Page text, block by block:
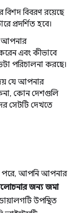
বিবরণ রয়েছে
প্রদর্শিত হবে।
আপনার
এবং কীভাবে
পরিচালনা করছে।
যে আপনার
কোন দেশগুলি
সেটটি দেখতে
পরে, আপনি আপনার
জন্য জমা
উপস্থিত